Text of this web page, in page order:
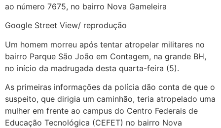
ao número 7675, no bairro Nova Gameleira
Google Street View/ reprodução
Um homem morreu após tentar atropelar militares no
bairro Parque São João em Contagem, na grande BH,
no início da madrugada desta quarta-feira (5).
As primeiras informações da polícia dão conta de que o
suspeito, que dirigia um caminhão, teria atropelado uma
mulher em frente ao campus do Centro Federais de
Educação Tecnológica (CEFET) no bairro Nova